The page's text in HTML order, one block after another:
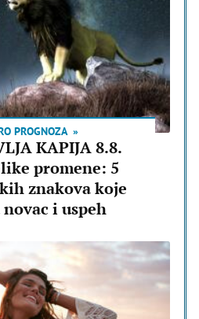
PROGNOZA
KAPIJA 8.8.
promene: 5
znakova koje
i uspeh